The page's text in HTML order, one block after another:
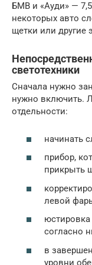
БМВ и «Ауди» —
некоторых авто
щетки или другие
светотехники
Сначала нужно
нужно включить.
отдельности:
начинать
прибор,
прикрыть
левой
юстировка
согласно
в
уровни